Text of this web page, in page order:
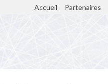
Accueil Partenaires